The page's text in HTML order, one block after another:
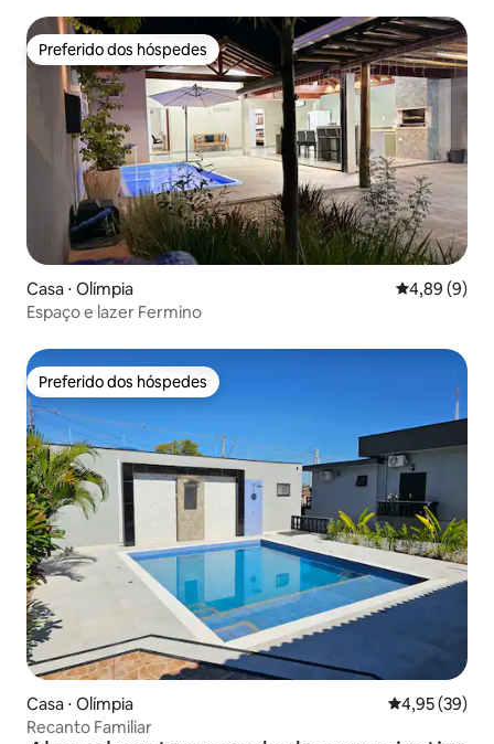
Preferido dos hóspedes
Preferido dos hóspedes
Casa ⋅ Olímpia 4,89 de uma
4,89 (9)
Espaço e lazer Fermino
Preferido dos hóspedes
Preferido dos hóspedes
Casa ⋅ Olímpia 4,95 de uma
4,95 (39)
Recanto Familiar